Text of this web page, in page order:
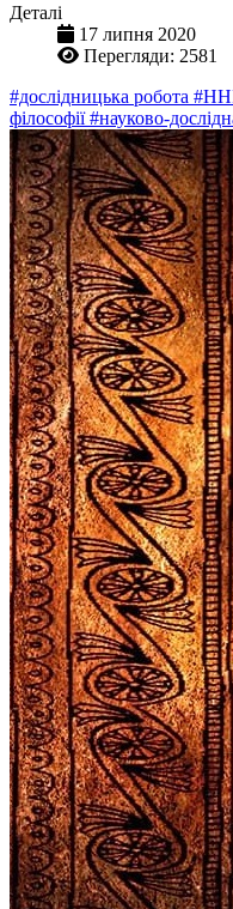
Деталі
17 липня 2020
Перегляди: 2581
#дослідницька робота
філософії#науково-